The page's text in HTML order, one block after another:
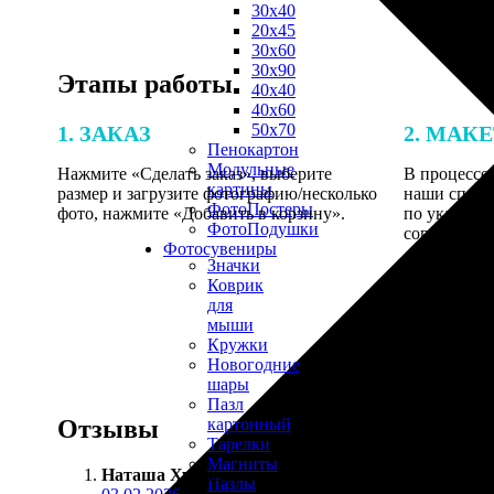
30х40
20х45
30х60
30х90
40х40
40х60
50х70
Пенокартон
Модульные
картины
ФотоПостеры
ФотоПодушки
Фотоcувениры
Значки
Коврик
для
мыши
Кружки
Новогодние
шары
Пазл
картонный
Тарелки
Магниты
Пазлы
Этапы работы
1. ЗАКАЗ
Нажмите «Сделать заказ», выберите
размер и загрузите фотографию/несколько
фото, нажмите «Добавить в корзину».
2.
В процессе
наши
по
Отзывы
Наташа Худякова :